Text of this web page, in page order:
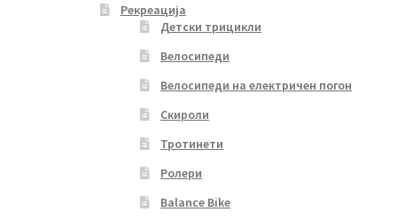
Рекреација
Детски трицикли
Велосипеди
Велосипеди на електричен погон
Скироли
Тротинети
Ролери
Balance Bike